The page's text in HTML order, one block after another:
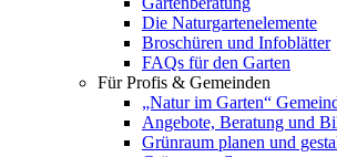
Die Naturgartenelemente
Broschüren und Infoblätter
FAQs für den Garten
Für Profis & Gemeinden
„Natur im Garten“
Angebote, Beratung und
Grünraum planen und